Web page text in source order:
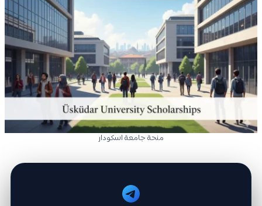
منحة جامعة اسكودار